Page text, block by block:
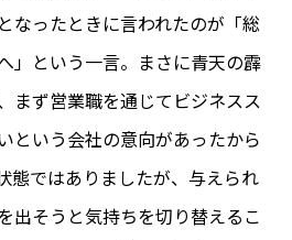
なったときに言われたのが「総
」という一言。まさに青天の霹
まず営業職を通じてビジネスス
という会社の意向があったから
態ではありましたが、与えられ
出そうと気持ちを切り替えるこ